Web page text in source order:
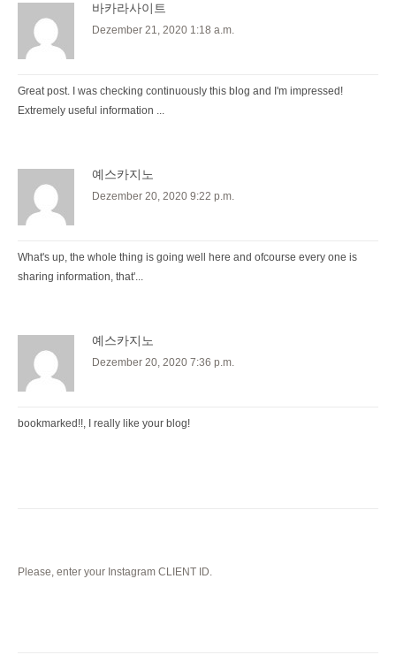
바카라사이트
Dezember 21, 2020 1:18 a.m.
Great post. I was checking continuously this blog and I'm impressed!
Extremely useful information ...
예스카지노
Dezember 20, 2020 9:22 p.m.
What's up, the whole thing is going well here and ofcourse every one is
sharing information, that'...
예스카지노
Dezember 20, 2020 7:36 p.m.
bookmarked!!, I really like your blog!
Please, enter your Instagram CLIENT ID.